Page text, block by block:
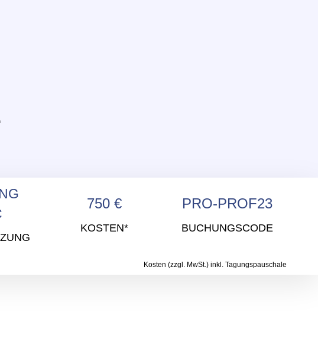
750 €
KOSTEN*
PRO-PROF23
BUCHUNGSCODE
Kosten (zzgl. MwSt.) inkl. Tagungspauschale